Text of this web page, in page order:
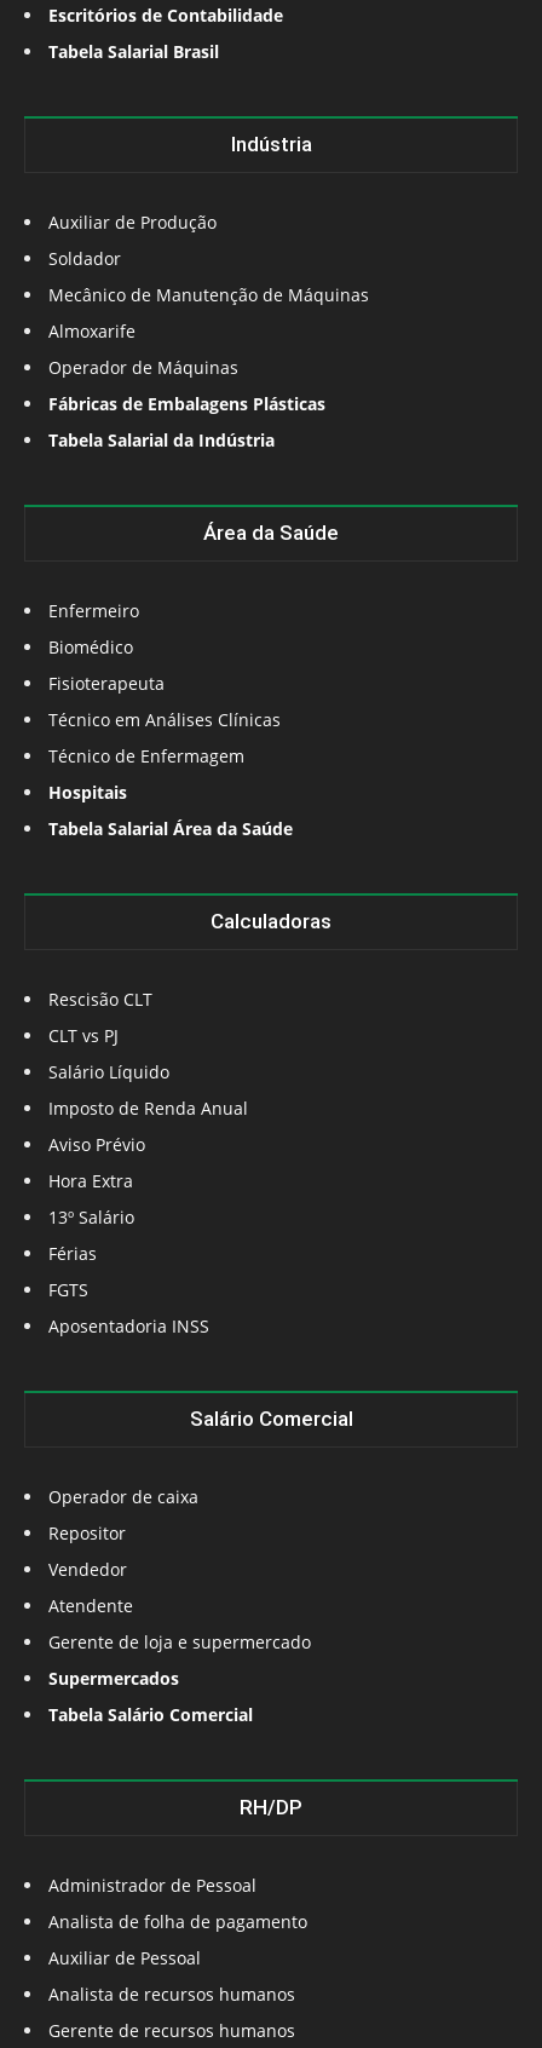
Escritórios de Contabilidade
Tabela Salarial Brasil
Indústria
Auxiliar de Produção
Soldador
Mecânico de Manutenção de Máquinas
Almoxarife
Operador de Máquinas
Fábricas de Embalagens Plásticas
Tabela Salarial da Indústria
Área da Saúde
Enfermeiro
Biomédico
Fisioterapeuta
Técnico em Análises Clínicas
Técnico de Enfermagem
Hospitais
Tabela Salarial Área da Saúde
Calculadoras
Rescisão CLT
CLT vs PJ
Salário Líquido
Imposto de Renda Anual
Aviso Prévio
Hora Extra
13º Salário
Férias
FGTS
Aposentadoria INSS
Salário Comercial
Operador de caixa
Repositor
Vendedor
Atendente
Gerente de loja e supermercado
Supermercados
Tabela Salário Comercial
RH/DP
Administrador de Pessoal
Analista de folha de pagamento
Auxiliar de Pessoal
Analista de recursos humanos
Gerente de recursos humanos